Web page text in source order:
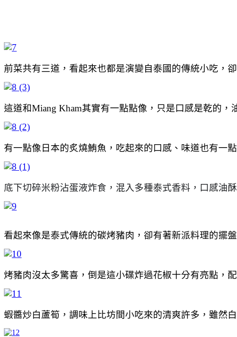
前菜共有三道，看起來也都是演變自泰國的傳統小吃，
這道和Miang Kham其實有一點點像，只是口感是乾的
有一點像日本的炙燒鮪魚，吃起來的口感、味道也有一
底下切碎米粉沾蛋液炸食，混入多種泰式香料，口感油
看起來像是泰式傳統的碳烤豬肉，卻有著新派料理的擺
烤豬肉沒太多驚喜，倒是這小碟炸過花椒十分有亮點，
蝦醬炒白蘆筍，調味上比坊間小吃來的清爽許多，雖然